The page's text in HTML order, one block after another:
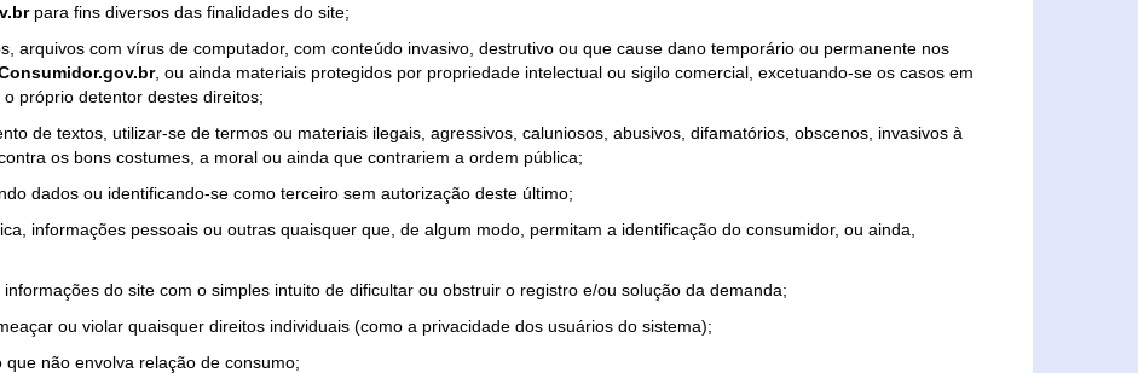
para fins diversos das finalidades do site;
arquivos com vírus de computador, com conteúdo invasivo, destrutivo ou que cause dano temporário ou permanente nos
, ou ainda materiais protegidos por propriedade intelectual ou sigilo comercial, excetuando-se os casos em
próprio detentor destes direitos;
de textos, utilizar-se de termos ou materiais ilegais, agressivos, caluniosos, abusivos, difamatórios, obscenos, invasivos à
os bons costumes, a moral ou ainda que contrariem a ordem pública;
dados ou identificando-se como terceiro sem autorização deste último;
informações pessoais ou outras quaisquer que, de algum modo, permitam a identificação do consumidor, ou ainda,
do site com o simples intuito de dificultar ou obstruir o registro e/ou solução da demanda;
ou violar quaisquer direitos individuais (como a privacidade dos usuários do sistema);
não envolva relação de consumo;